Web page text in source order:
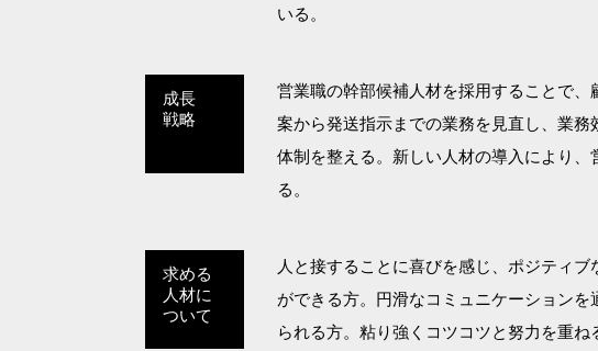
いる。
成長
戦略
営業職の幹部候補人材を採用することで
案から発送指示までの業務を見直し、業
体制を整える。新しい人材の導入により
る。
求める
人材に
ついて
人と接することに喜びを感じ、ポジティ
ができる方。円滑なコミュニケーション
られる方。粘り強くコツコツと努力を重ね